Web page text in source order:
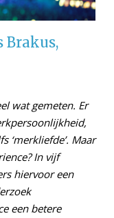
Brakus,
wat gemeten. Er
‘merkliefde’. Maar
In vijf
hiervoor een
een betere